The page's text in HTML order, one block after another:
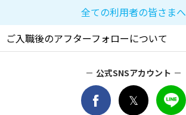
全ての利用者の皆さまへ
ご入職後のアフターフォローについて
公式SNSアカウント